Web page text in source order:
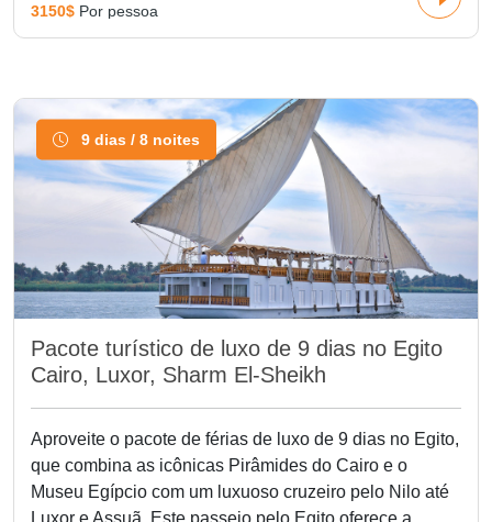
3150$ Por pessoa
9 dias / 8 noites
Pacote turístico de luxo de 9 dias no Egito
Cairo, Luxor, Sharm El-Sheikh
Aproveite o pacote de férias de luxo de 9 dias no Egito,
que combina as icônicas Pirâmides do Cairo e o
Museu Egípcio com um luxuoso cruzeiro pelo Nilo até
Luxor e Assuã. Este passeio pelo Egito oferece a